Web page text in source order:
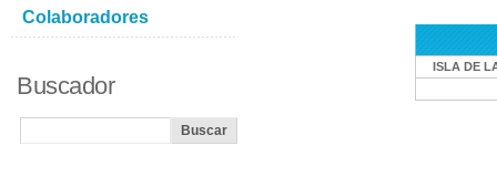
ISLA DE
Colaboradores
Buscador